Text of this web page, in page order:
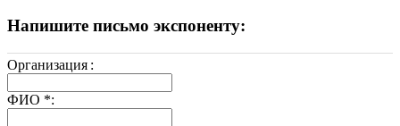
Напишите письмо экспоненту:
Организация :
ФИО *: